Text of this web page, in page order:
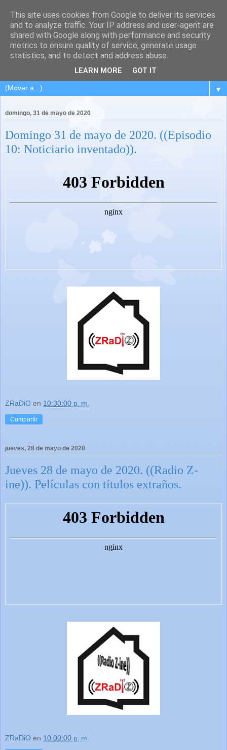
▼
domingo, 31 de mayo de 2020
Domingo 31 de mayo de 2020. ((Episodio
10: Noticiario inventado)).
ZRaDiO en 10:30:00 p. m.
Compartir
jueves, 28 de mayo de 2020
Jueves 28 de mayo de 2020. ((Radio Z-
ine)). Películas con títulos extraños.
ZRaDiO en 10:00:00 p. m.
This site uses cookies from Google to deliver its services
and to analyze traffic. Your IP address and user-agent are
shared with Google along with performance and security
metrics to ensure quality of service, generate usage
statistics, and to detect and address abuse.
LEARN MORE GOT IT